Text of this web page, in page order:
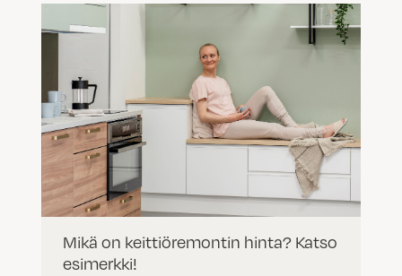
Mikä on keittiöremontin hinta? Katso
esimerkki!